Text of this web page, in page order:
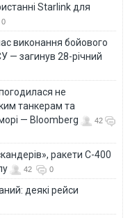
Starlink для
0
виконання бойового
— загинув 28-річний
не
танкерам та
— Bloomberg
42
ракети С-400
42 0
деякі рейси